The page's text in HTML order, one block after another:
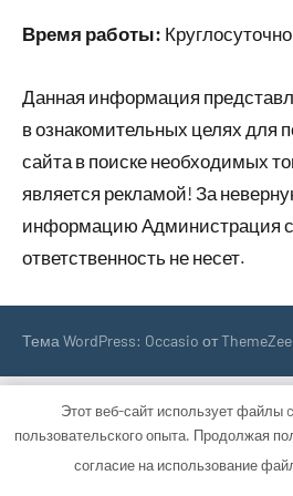
Время работы: Круглосуточно
Данная информация
в ознакомительных целях для
сайта в поиске необходимых
является рекламой! За
информацию Администрация
ответственность не несет.
Тема WordPress: Occasio от
Этот веб-сайт использует файлы
пользовательского опыта. Продолжая
согласие на использование